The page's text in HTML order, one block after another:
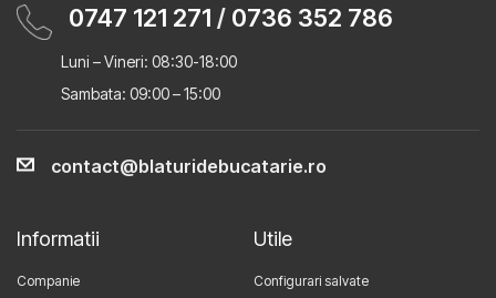
0747 121 271 / 0736 352 786
Luni – Vineri: 08:30-18:00
Sambata: 09:00 – 15:00
contact@blaturidebucatarie.ro
Informatii
Companie
Utile
Configurari salvate